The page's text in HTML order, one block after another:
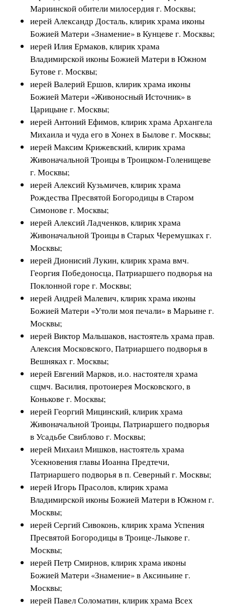
Мариинской обители милосердия г. Москвы;
иерей Александр Досталь, клирик храма иконы
Божией Матери «Знамение» в Кунцеве г. Москвы;
иерей Илия Ермаков, клирик храма
Владимирской иконы Божией Матери в Южном
Бутове г. Москвы;
иерей Валерий Ершов, клирик храма иконы
Божией Матери «Живоносный Источник» в
Царицыне г. Москвы;
иерей Антоний Ефимов, клирик храма Архангела
Михаила и чуда его в Хонех в Былове г. Москвы;
иерей Максим Крижевский, клирик храма
Живоначальной Троицы в Троицком-Голенищеве
г. Москвы;
иерей Алексий Кузьмичев, клирик храма
Рождества Пресвятой Богородицы в Старом
Симонове г. Москвы;
иерей Алексий Ладченков, клирик храма
Живоначальной Троицы в Старых Черемушках г.
Москвы;
иерей Дионисий Лукин, клирик храма вмч.
Георгия Победоносца, Патриаршего подворья на
Поклонной горе г. Москвы;
иерей Андрей Малевич, клирик храма иконы
Божией Матери «Утоли моя печали» в Марьине г.
Москвы;
иерей Виктор Мальшаков, настоятель храма прав.
Алексия Московского, Патриаршего подворья в
Вешняках г. Москвы;
иерей Евгений Марков, и.о. настоятеля храма
сщмч. Василия, протоиерея Московского, в
Конькове г. Москвы;
иерей Георгий Мицинский, клирик храма
Живоначальной Троицы, Патриаршего подворья
в Усадьбе Свиблово г. Москвы;
иерей Михаил Мишков, настоятель храма
Усекновения главы Иоанна Предтечи,
Патриаршего подворья в п. Северный г. Москвы;
иерей Игорь Прасолов, клирик храма
Владимирской иконы Божией Матери в Южном г.
Москвы;
иерей Сергий Сивоконь, клирик храма Успения
Пресвятой Богородицы в Троице-Лыкове г.
Москвы;
иерей Петр Смирнов, клирик храма иконы
Божией Матери «Знамение» в Аксиньине г.
Москвы;
иерей Павел Соломатин, клирик храма Всех